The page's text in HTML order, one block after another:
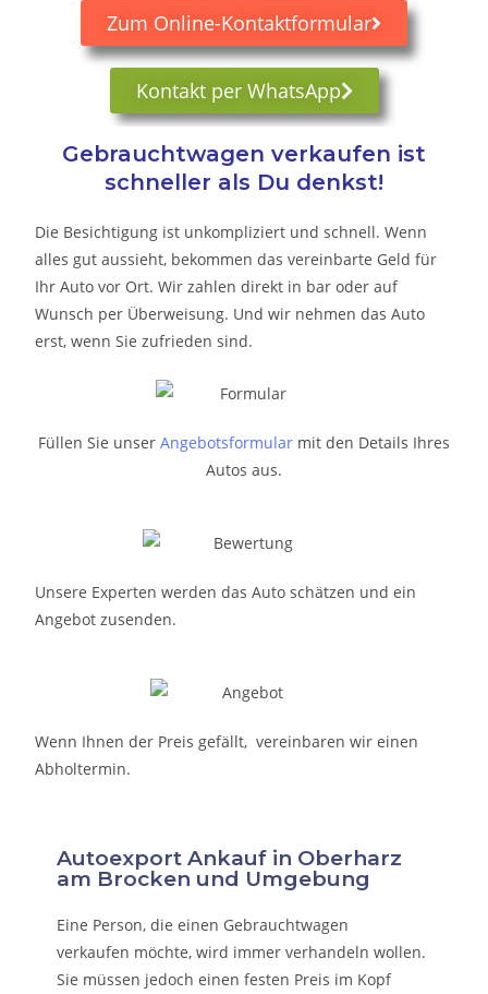
Zum Online-Kontaktformular
Kontakt per WhatsApp
Gebrauchtwagen verkaufen ist
schneller als Du denkst!
Die Besichtigung ist unkompliziert und schnell. Wenn
alles gut aussieht, bekommen das vereinbarte Geld für
Ihr Auto vor Ort. Wir zahlen direkt in bar oder auf
Wunsch per Überweisung. Und wir nehmen das Auto
erst, wenn Sie zufrieden sind.
Füllen Sie unser Angebotsformular mit den Details Ihres
Autos aus.
Unsere Experten werden das Auto schätzen und ein
Angebot zusenden.
Wenn Ihnen der Preis gefällt, vereinbaren wir einen
Abholtermin.
Autoexport Ankauf in Oberharz
am Brocken und Umgebung
Eine Person, die einen Gebrauchtwagen
verkaufen möchte, wird immer verhandeln wollen.
Sie müssen jedoch einen festen Preis im Kopf